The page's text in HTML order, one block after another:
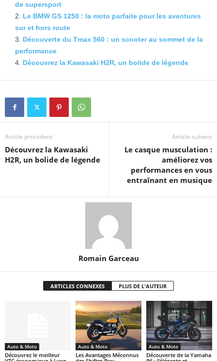
de supersport
Le BMW GS 1250 : la moto parfaite pour les aventures
sur et hors route
Découverte du Tmax 560 : un scooter au sommet de la
performance
Découvrez la Kawasaki H2R, un bolide de légende
Article précédent
Découvrez la Kawasaki
H2R, un bolide de légende
Article suivant
Le casque musculation :
améliorez vos
performances en vous
entraînant en musique
Romain Garceau
ARTICLES CONNEXES PLUS DE L'AUTEUR
Auto & Moto
Découvrez le meilleur
Auto & Moto
Les Avantages Méconnus
Auto & Moto
Découverte de la Yamaha